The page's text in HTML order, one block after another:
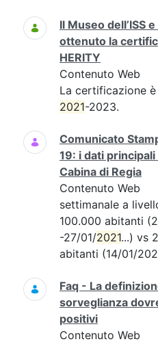
Il Museo dell’ISS
ottenuto la
HERITY
Contenuto Web
La certificazione
2021-2023.
Comunicato
19: i dati
Cabina di Regia
Contenuto Web
settimanale a
100.000 abitanti
-27/01/2021...) vs
abitanti (14/01/
Faq - La
sorveglianza
positivi
Contenuto Web